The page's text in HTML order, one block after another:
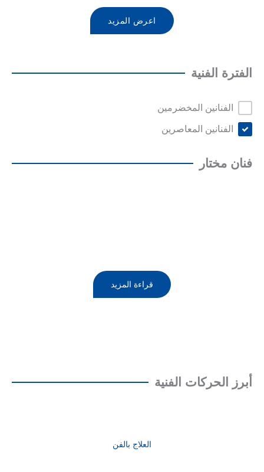
اعرض المزيد
الفترة الفنية
الفنانين المخضرمين
الفنانين المعاصرين
فنان مختار
قراءة المزيد
أبرز الحركات الفنية
العلاج بالفن